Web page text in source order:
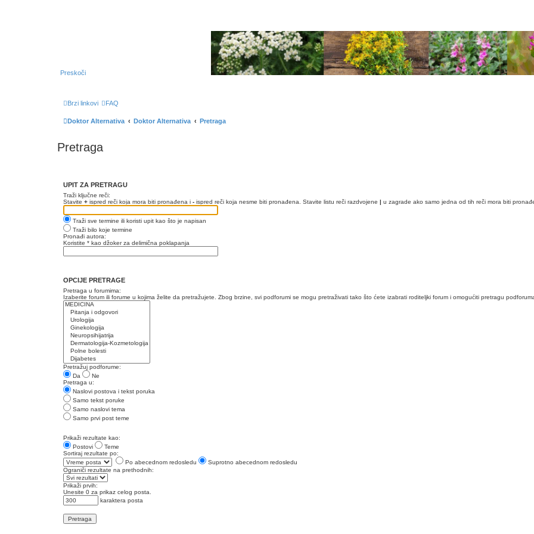
Preskoči
Brzi linkovi FAQ
Doktor Alternativa Doktor Alternativa Pretraga
Pretraga
UPIT ZA PRETRAGU
Traži ključne reči:
Stavite + ispred reči koja mora biti pronađena i - ispred reči koja nesme biti pronađena. Stavite listu reči razdvojene | u zagrade ako samo jedna od tih reči mora biti
Traži sve termine ili koristi upit kao što je napisan
Traži bilo koje termine
Pronađi autora:
Koristite * kao džoker za delimična poklapanja
OPCIJE PRETRAGE
Pretraga u forumima:
Izaberite forum ili forume u kojima želite da pretražujete. Zbog brzine, svi podforumi se mogu pretraživati tako što ćete izabrati roditeljki forum i omogućiti pretragu
Pretražuj podforume:
Da
Ne
Pretraga u:
Naslovi postova i tekst poruka
Samo tekst poruke
Samo naslovi tema
Samo prvi post teme
Prikaži rezultate kao:
Postovi
Teme
Sortiraj rezultate po:
Po abecednom redosledu
Suprotno abecednom redosledu
Ograniči rezultate na prethodnih:
Prikaži prvih:
Unesite 0 za prikaz celog posta.
karaktera posta